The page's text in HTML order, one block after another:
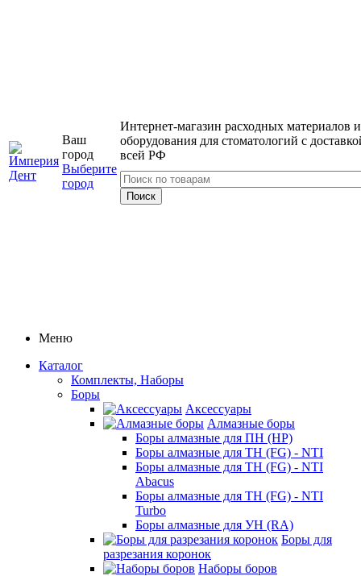
Ваш
город
Выберите
город
Интернет-магазин расходных материалов и
оборудования для стоматологий с
всей РФ
Меню
Каталог
Комплекты, Наборы
Боры
Аксессуары
Алмазные боры
Боры алмазные для ПН (HP)
Боры алмазные для ТН (FG) - NTI
Боры алмазные для ТН (FG) - NTI
Abacus
Боры алмазные для ТН (FG) - NTI
Turbo
Боры алмазные для УН (RA)
Боры для
разрезания коронок
Наборы боров